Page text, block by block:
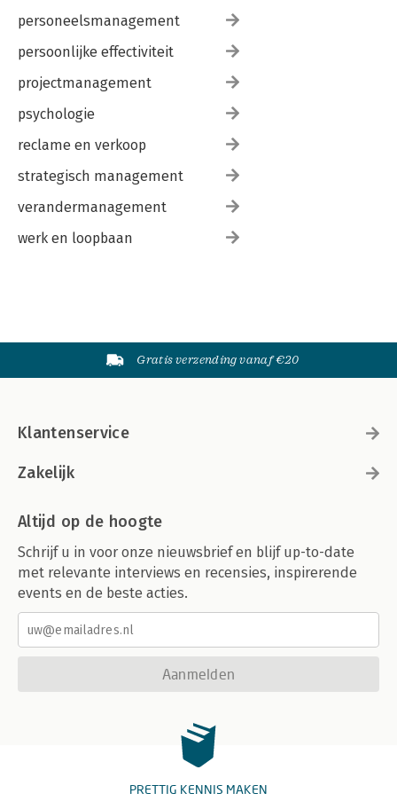
personeelsmanagement
persoonlijke effectiviteit
projectmanagement
psychologie
reclame en verkoop
strategisch management
verandermanagement
werk en loopbaan
Gratis verzending vanaf €20
Klantenservice
Zakelijk
Altijd op de hoogte
Schrijf u in voor onze nieuwsbrief en blijf up-to-date
met relevante interviews en recensies, inspirerende
events en de beste acties.
Aanmelden
PRETTIG KENNIS MAKEN